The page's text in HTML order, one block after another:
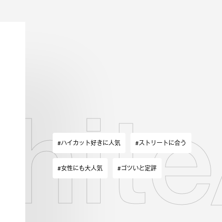
#ハイカット好きに人気 #ストリートに合う
#女性にも大人気 #ゴツいと定評